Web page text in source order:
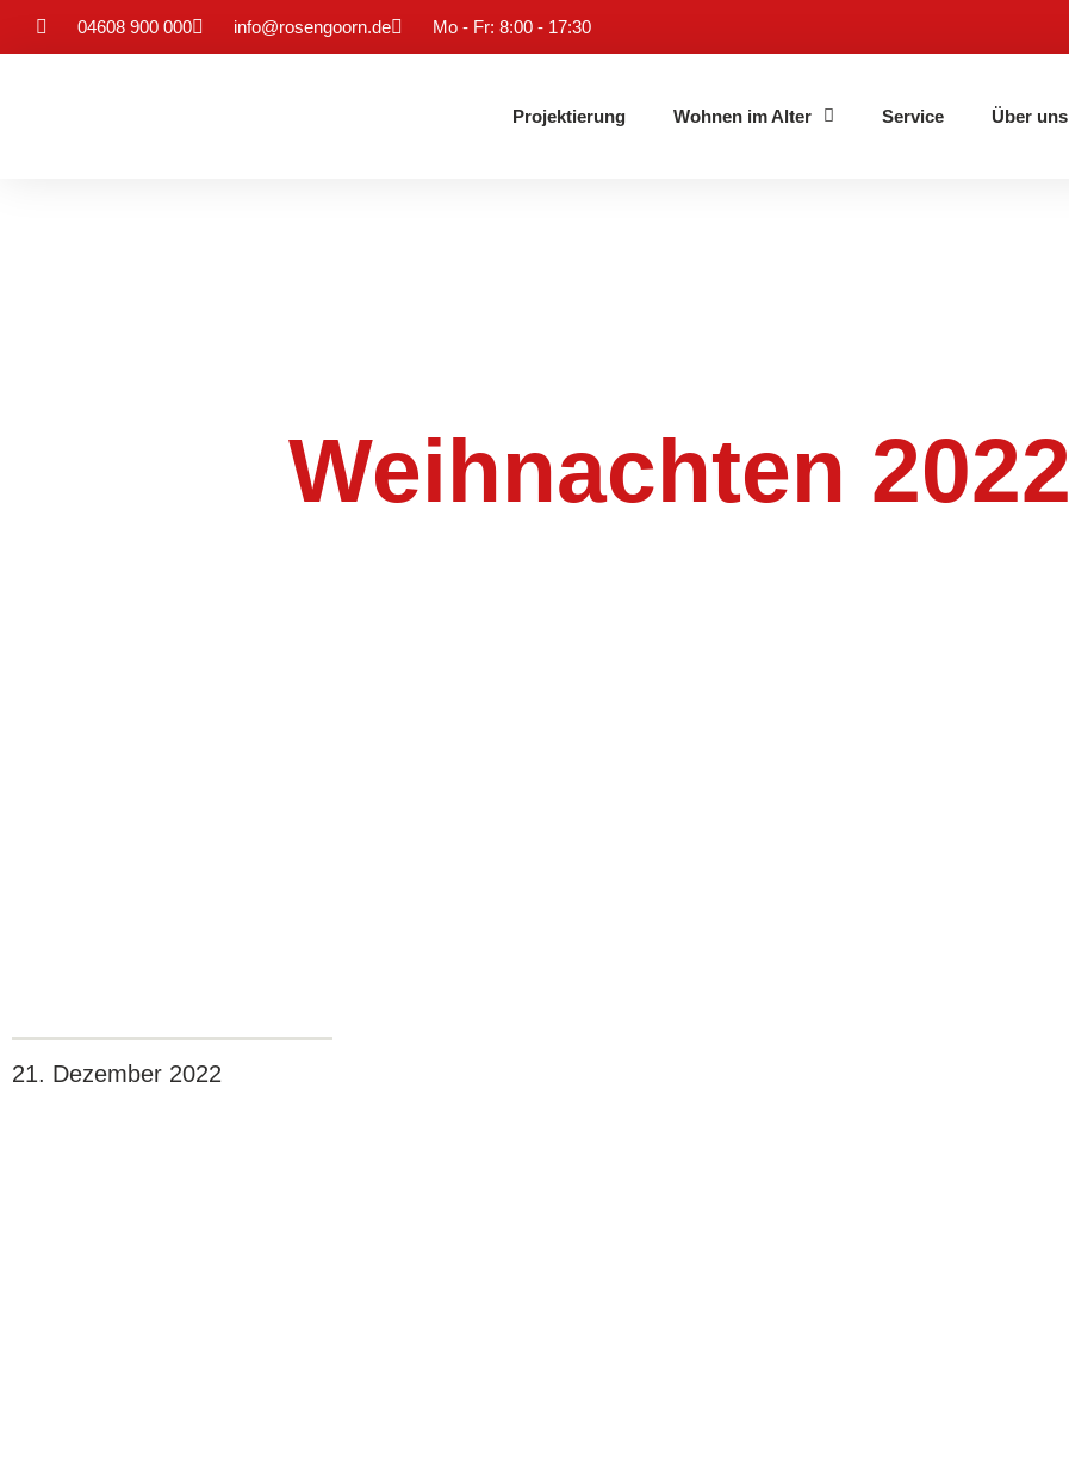
04608 900 000 info@rosengoorn.de Mo - Fr: 8:00 - 17:30
Projektierung Wohnen im Alter Service Über uns
Weihnachten 2022
21. Dezember 2022